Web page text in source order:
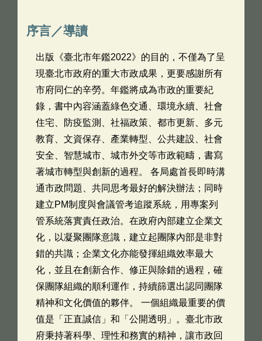
序言／導讀
出版《臺北市年鑑2022》的目的，不僅為了呈
現臺北市政府的重大市政成果，更要感謝所有
市府同仁的辛勞。年鑑將成為市政的重要紀
錄，書中內容涵蓋綠色交通、環境永續、社會
住宅、防疫監測、社福政策、都市更新、多元
教育、文資保存、產業轉型、公共建設、社會
安全、智慧城市、城市外交等市政範疇，書寫
著城市轉型與創新的過程。 各局處首長即時溝
通市政問題、共同思考最好的解決辦法；同時
建立PM制度與會議管考追蹤系統，用專案列
管系統落實責任政治。在政府內部建立企業文
化，以凝聚團隊意識，建立起團隊內部是非對
錯的共識；企業文化亦能發揮組織效率最大
化，並且在創新合作、修正與除錯的過程，確
保團隊組織的順利運作，持續篩選出認同團隊
精神和文化價值的夥伴。 一個組織最重要的價
值是「正直誠信」和「公開透明」。臺北市政
府秉持著科學、理性和務實的精神，讓市政回